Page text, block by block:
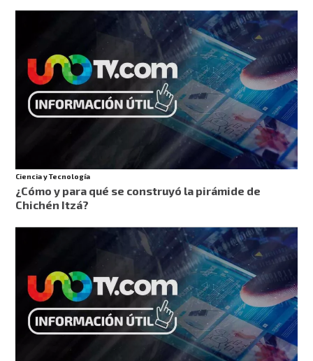
Ciencia y Tecnología
¿Cómo y para qué se construyó la pirámide de
Chichén Itzá?